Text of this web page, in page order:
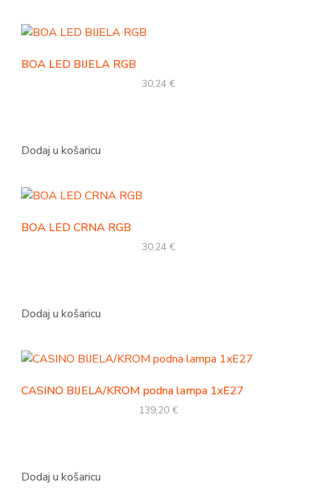
BOA LED BIJELA RGB
30,24 €
Dodaj u košaricu
BOA LED CRNA RGB
30,24 €
Dodaj u košaricu
CASINO BIJELA/KROM podna lampa 1xE27
139,20 €
Dodaj u košaricu